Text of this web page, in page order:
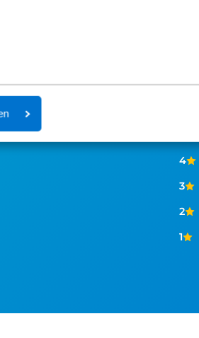
zeggen
4
3
2
1